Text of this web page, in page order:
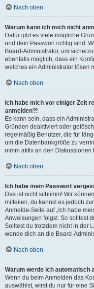
Nach oben
Warum kann ich mich nicht
Dafür gibt es viele mögliche
und dein Passwort richtig sind.
Board-Administrator, um
ebenfalls möglich, dass ein
welches ein Administrator lösen
Nach oben
Ich habe mich vor einiger Zeit
anmelden?!
Es kann sein, dass ein
Gründen deaktiviert oder
regelmäßig Benutzer, die für
um die Datenbankgröße zu
nimm aktiv an den Diskussionen
Nach oben
Ich habe mein Passwort
Das ist nicht schlimm! Wir
mitteilen, du kannst es jedoch
Anmelde-Seite auf „Ich habe
Anweisungen folgst. So solltest
Solltest du trotzdem nicht in der
wende dich an die Board-
Nach oben
Warum werde ich automatisch
Wenn du beim Anmelden das
auswählst, wirst du nur für eine